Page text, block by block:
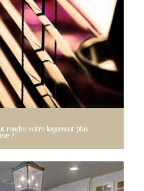
rendre votre logement plus
?